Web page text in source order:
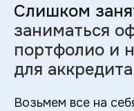
Слишком
заниматься
портфолио и
для
Возьмем все на